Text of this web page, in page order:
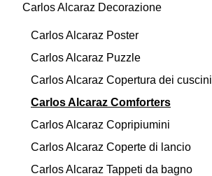
Carlos Alcaraz Decorazione
Carlos Alcaraz Poster
Carlos Alcaraz Puzzle
Carlos Alcaraz Copertura dei cuscini
Carlos Alcaraz Comforters
Carlos Alcaraz Copripiumini
Carlos Alcaraz Coperte di lancio
Carlos Alcaraz Tappeti da bagno